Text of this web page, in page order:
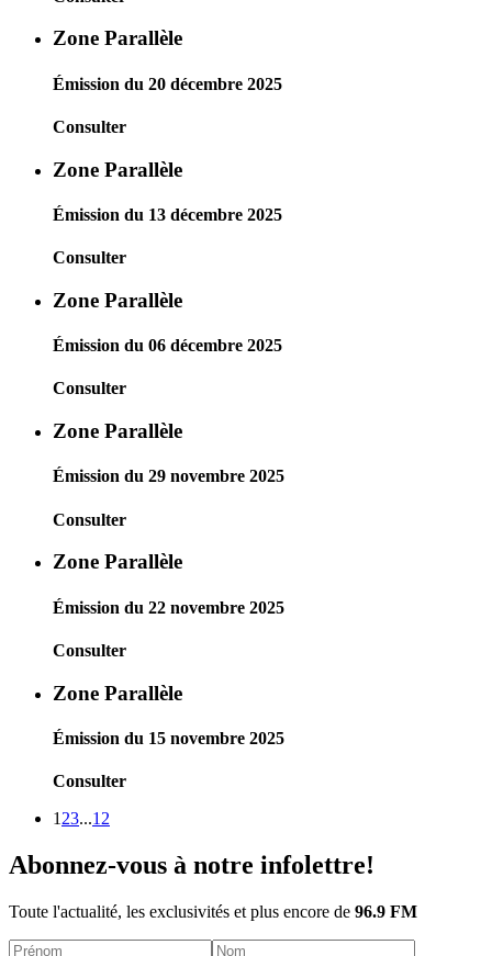
Zone Parallèle
Émission du 20 décembre 2025
Consulter
Zone Parallèle
Émission du 13 décembre 2025
Consulter
Zone Parallèle
Émission du 06 décembre 2025
Consulter
Zone Parallèle
Émission du 29 novembre 2025
Consulter
Zone Parallèle
Émission du 22 novembre 2025
Consulter
Zone Parallèle
Émission du 15 novembre 2025
Consulter
1 23...12
Abonnez-vous à notre infolettre!
Toute l'actualité, les exclusivités et plus encore de 96.9 FM